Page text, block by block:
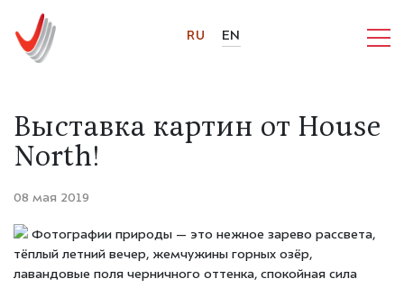
RU EN
Выставка картин от House
North!
08 мая 2019
Фотографии природы — это нежное зарево рассвета,
тёплый летний вечер, жемчужины горных озёр,
лавандовые поля черничного оттенка, спокойная сила